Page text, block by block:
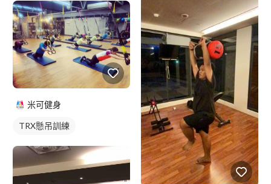
米可健身
TRX懸吊訓練
重訓課程
健身課程
腿部訓練